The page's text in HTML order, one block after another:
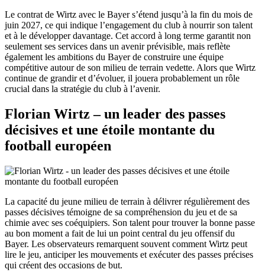
Le contrat de Wirtz avec le Bayer s’étend jusqu’à la fin du mois de
juin 2027, ce qui indique l’engagement du club à nourrir son talent
et à le développer davantage. Cet accord à long terme garantit non
seulement ses services dans un avenir prévisible, mais reflète
également les ambitions du Bayer de construire une équipe
compétitive autour de son milieu de terrain vedette. Alors que Wirtz
continue de grandir et d’évoluer, il jouera probablement un rôle
crucial dans la stratégie du club à l’avenir.
Florian Wirtz – un leader des passes
décisives et une étoile montante du
football européen
La capacité du jeune milieu de terrain à délivrer régulièrement des
passes décisives témoigne de sa compréhension du jeu et de sa
chimie avec ses coéquipiers. Son talent pour trouver la bonne passe
au bon moment a fait de lui un point central du jeu offensif du
Bayer. Les observateurs remarquent souvent comment Wirtz peut
lire le jeu, anticiper les mouvements et exécuter des passes précises
qui créent des occasions de but.